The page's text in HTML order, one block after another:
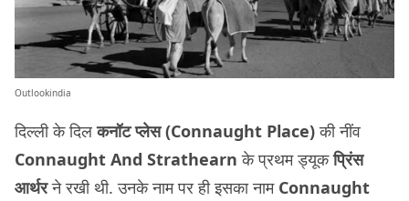
Outlookindia
दिल्ली के दिलकनॉट प्लेस (Connaught Place)की नींव
Connaught And Strathearn के प्रथम ड्यूकप्रिंस
आर्थरने रखी थी. उनके नाम पर ही इसका नाम Connaught